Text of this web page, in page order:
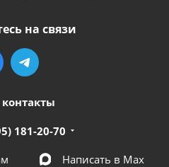
на связи
181-20-70
Написать в Мах